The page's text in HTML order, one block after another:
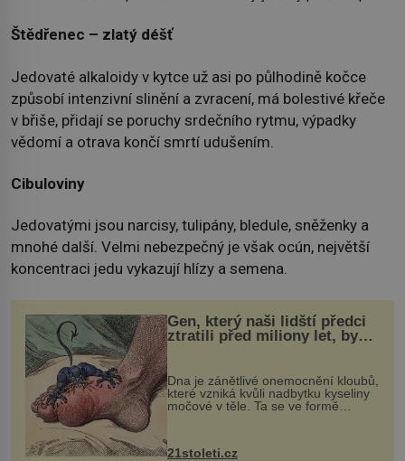
Štědřenec – zlatý déšť
Jedovaté alkaloidy v kytce už asi po půlhodině kočce
způsobí intenzivní slinění a zvracení, má bolestivé křeče
v břiše, přidají se poruchy srdečního rytmu, výpadky
vědomí a otrava končí smrtí udušením.
Cibuloviny
Jedovatými jsou narcisy, tulipány, bledule, sněženky a
mnohé další. Velmi nebezpečný je však ocún, největší
koncentraci jedu vykazují hlízy a semena.
Gen, který naši lidští předci
ztratili před miliony let, by
mohl pomoci s léčbou
„nemoci králů“
Dna je zánětlivé onemocnění kloubů,
které vzniká kvůli nadbytku kyseliny
močové v těle. Ta se ve formě
nohou, a způsobuje bole...
21stoleti.cz